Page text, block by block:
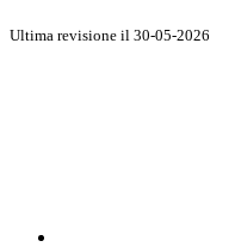
Ultima revisione il 30-05-2026